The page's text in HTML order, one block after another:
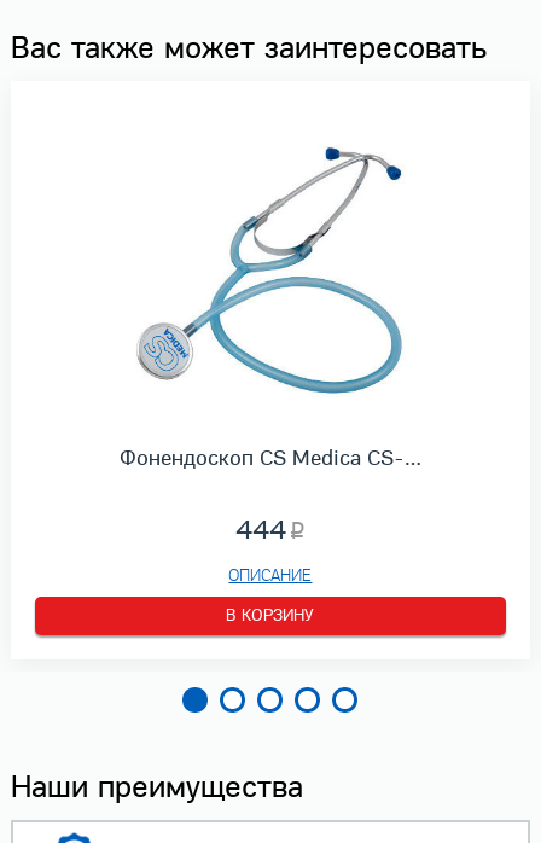
Вас также может заинтересовать
Фонендоскоп CS Medica CS-…
444
ОПИСАНИЕ
В КОРЗИНУ
Наши преимущества